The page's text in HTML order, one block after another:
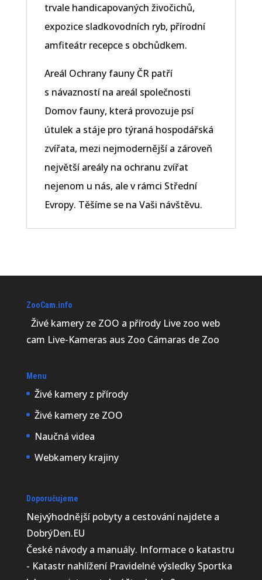
trvale handicapovaných živočichů,
expozice sladkovodních ryb, přírodní
amfiteátr recepce s obchůdkem.
Areál Ochrany fauny ČR patří
s návazností na areál společnosti
Domov fauny, která provozuje psí
útulek a stáje pro týraná hospodářská
zvířata, mezi nejmodernější a zároveň
největší areály na ochranu zvířat
nejenom u nás, ale v rámci Střední
Evropy. Těšíme se na Vaši návštěvu.
ZooCam.info
Živé kamery ze ZOO a přírody Live zoo web
cam Live-Kameras aus Zoo Cámaras de Zoo
Menu
Živé kamery z přírody
Živé kamery ze ZOO
Naučná videa
Webkamery krajiny
Doporučujeme
Nejvýhodnější pobyty a cestování najdete a
DobrýDen.EU
České návodya manuály. Informace o katastru
- Katastr nahlíženíPravidelné výsledky Sportka